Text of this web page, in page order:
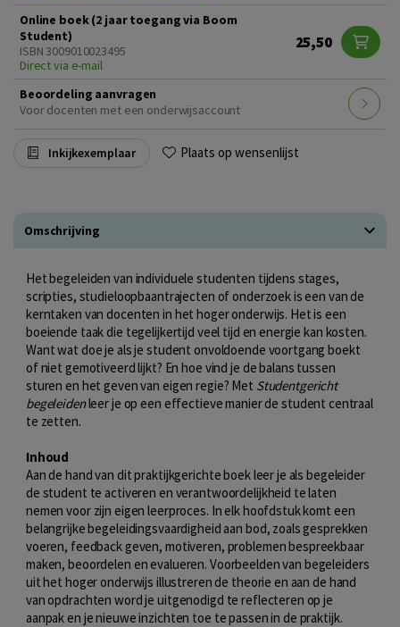
Online boek (2 jaar toegang via Boom
Student)
ISBN 3009010023495
Direct via e-mail
25,50
Beoordeling aanvragen
Voor docenten met een onderwijsaccount
Inkijkexemplaar Plaats op wensenlijst
Omschrijving
Het begeleiden van individuele studenten tijdens stages,
scripties, studieloopbaantrajecten of onderzoek is een van de
kerntaken van docenten in het hoger onderwijs. Het is een
boeiende taak die tegelijkertijd veel tijd en energie kan kosten.
Want wat doe je als je student onvoldoende voortgang boekt
of niet gemotiveerd lijkt? En hoe vind je de balans tussen
sturen en het geven van eigen regie? Met Studentgericht
begeleidenleer je op een effectieve manier de student centraal
te zetten.
Inhoud
Aan de hand van dit praktijkgerichte boek leer je als begeleider
de student te activeren en verantwoordelijkheid te laten
nemen voor zijn eigen leerproces. In elk hoofdstuk komt een
belangrijke begeleidingsvaardigheid aan bod, zoals gesprekken
voeren, feedback geven, motiveren, problemen bespreekbaar
maken, beoordelen en evalueren. Voorbeelden van begeleiders
uit het hoger onderwijs illustreren de theorie en aan de hand
van opdrachten word je uitgenodigd te reflecteren op je
aanpak en je nieuwe inzichten toe te passen in de praktijk.